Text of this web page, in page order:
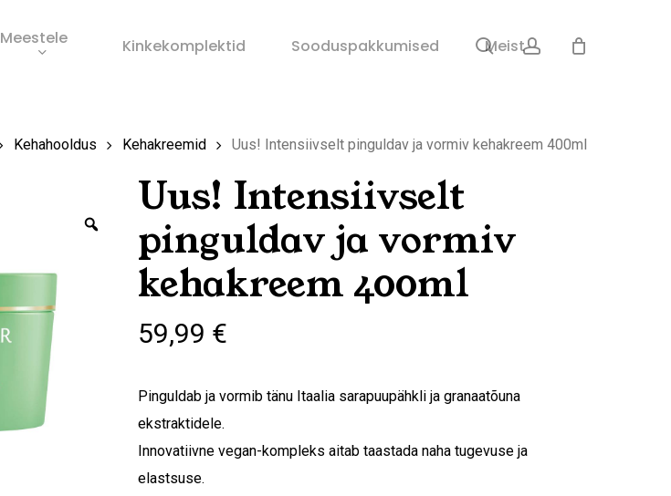
Meestele Kinkekomplektid Sooduspakkumised Meist
search account
Ostukorv
Kehahooldus Kehakreemid Uus! Intensiivselt pinguldav ja vormiv kehakreem 400ml
Uus! Intensiivselt
pinguldav ja vormiv
kehakreem 400ml
59,99 €
Pinguldab ja vormib tänu Itaalia sarapuupähkli ja granaatõuna
ekstraktidele.
Innovatiivne vegan-kompleks aitab taastada naha tugevuse ja
elastsuse.